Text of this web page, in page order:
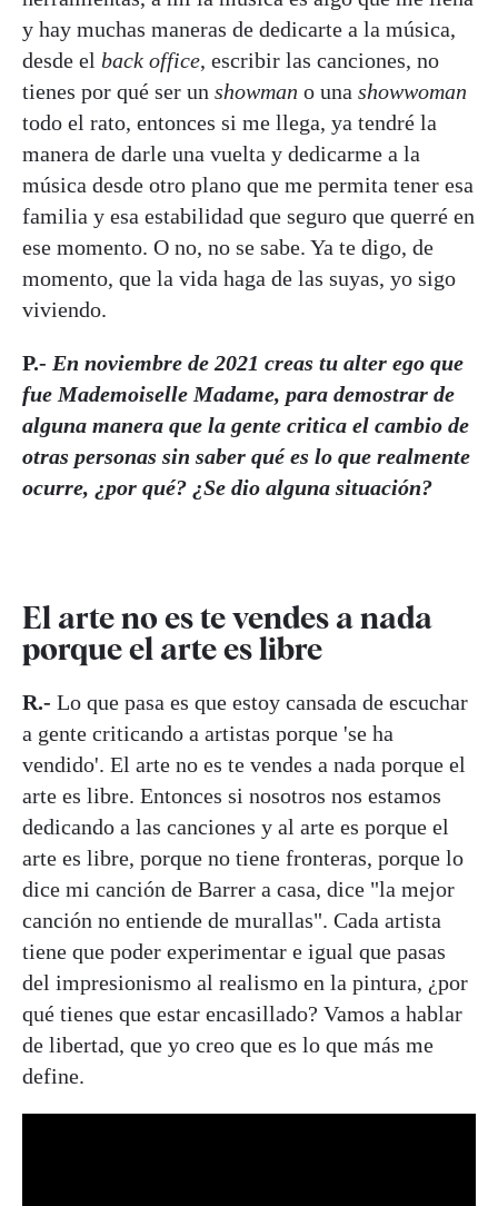
y hay muchas maneras de dedicarte a la música,
desde el back office, escribir las canciones, no
tienes por qué ser un showman o una showwoman
todo el rato, entonces si me llega, ya tendré la
manera de darle una vuelta y dedicarme a la
música desde otro plano que me permita tener esa
familia y esa estabilidad que seguro que querré en
ese momento. O no, no se sabe. Ya te digo, de
momento, que la vida haga de las suyas, yo sigo
viviendo.
P.- En noviembre de 2021 creas tu alter ego que
fue Mademoiselle Madame, para demostrar de
alguna manera que la gente critica el cambio de
otras personas sin saber qué es lo que realmente
ocurre, ¿por qué? ¿Se dio alguna situación?
El arte no es te vendes a nada
porque el arte es libre
R.- Lo que pasa es que estoy cansada de escuchar
a gente criticando a artistas porque 'se ha
vendido'. El arte no es te vendes a nada porque el
arte es libre. Entonces si nosotros nos estamos
dedicando a las canciones y al arte es porque el
arte es libre, porque no tiene fronteras, porque lo
dice mi canción de Barrer a casa, dice "la mejor
canción no entiende de murallas". Cada artista
tiene que poder experimentar e igual que pasas
del impresionismo al realismo en la pintura, ¿por
qué tienes que estar encasillado? Vamos a hablar
de libertad, que yo creo que es lo que más me
define.